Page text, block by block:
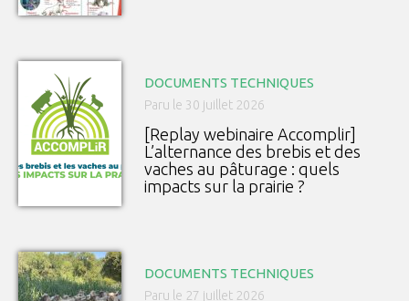
DOCUMENTS TECHNIQUES
Paru le 30 juillet 2026
[Replay webinaire Accomplir]
L’alternance des brebis et des
vaches au pâturage : quels
impacts sur la prairie ?
DOCUMENTS TECHNIQUES
Paru le 27 juillet 2026